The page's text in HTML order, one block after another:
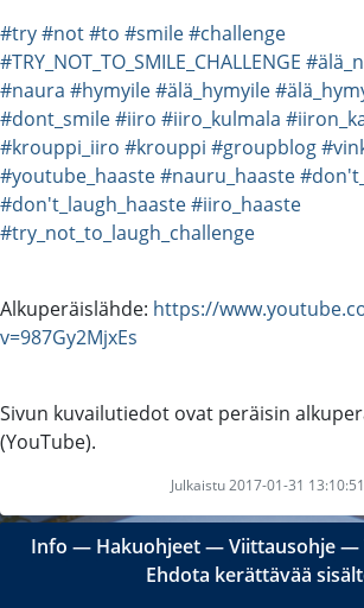
#try#not#to #smile#challenge
#TRY_NOT_TO_SMILE_CHALLENGE
#naura #hymyile#älä_hymyile
#dont_smile#iiro #iiro_kulmala
#krouppi_iiro #krouppi #groupblog
#youtube_haaste#nauru_haaste
#don't_laugh_haaste#iiro_haaste
#try_not_to_laugh_challenge
Alkuperäislähde: https://
v=987Gy2MjxEs
Sivun kuvailutiedot ovat peräisin
(YouTube).
Julkaistu 2017-01-31
Info ― Hakuohjeet―Viittausohje―
Ehdota kerättävää